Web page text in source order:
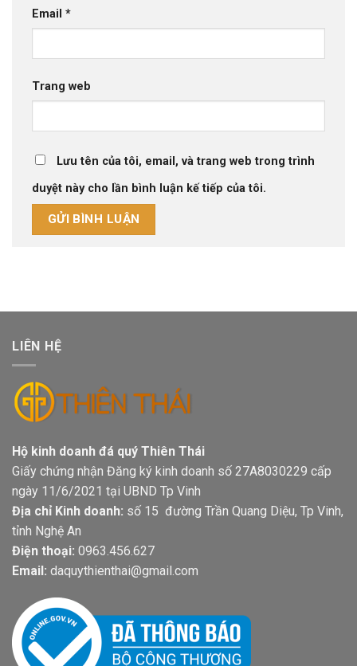
Email *
Trang web
Lưu tên của tôi, email, và trang web trong trình
duyệt này cho lần bình luận kế tiếp của tôi.
LIÊN HỆ
Hộ kinh doanh đá quý Thiên Thái
Giấy chứng nhận Đăng ký kinh doanh số 27A8030229 cấp
ngày 11/6/2021 tại UBND Tp Vinh
Địa chỉ Kinh doanh: số 15 đường Trần Quang Diệu, Tp Vinh,
tỉnh Nghệ An
Điện thoại: 0963.456.627
Email: daquythienthai@gmail.com